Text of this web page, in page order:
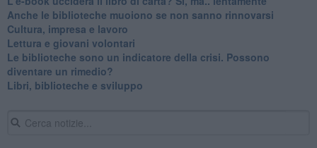
​Anche le biblioteche muoiono se non sanno rinnovarsi
​Cultura, impresa e lavoro
​Lettura e giovani volontari
​Le biblioteche sono un indicatore della crisi. Possono
diventare un rimedio?
​Libri, biblioteche e sviluppo